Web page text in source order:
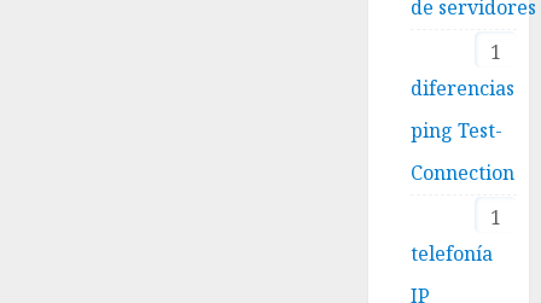
de servidores
1
diferencias
ping Test-
Connection
1
telefonía
IP